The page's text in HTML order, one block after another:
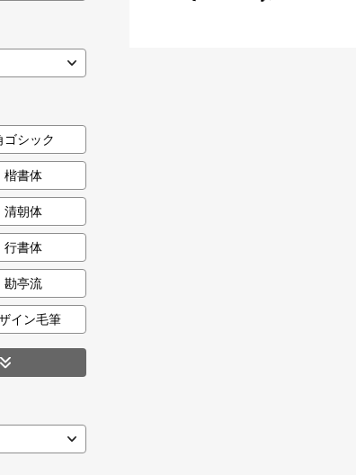
ゴシック
楷書体
清朝体
行書体
勘亭流
イン毛筆